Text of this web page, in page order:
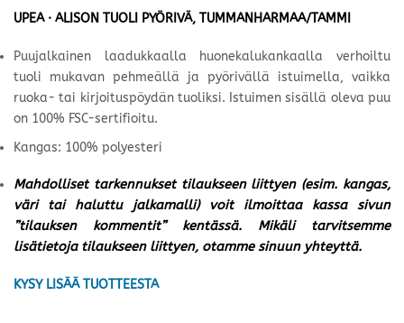
UPEA · ALISON TUOLI PYÖRIVÄ, TUMMANHARMAA/TAMMI
Puujalkainen laadukkaalla huonekalukankaalla verhoiltu
tuoli mukavan pehmeällä ja pyörivällä istuimella, vaikka
ruoka- tai kirjoituspöydän tuoliksi. Istuimen sisällä oleva puu
on 100% FSC-sertifioitu.
Kangas: 100% polyesteri
Mahdolliset tarkennukset tilaukseen liittyen (esim. kangas,
väri tai haluttu jalkamalli) voit ilmoittaa kassa sivun
”tilauksen kommentit” kentässä. Mikäli tarvitsemme
lisätietoja tilaukseen liittyen, otamme sinuun yhteyttä.
KYSY LISÄÄ TUOTTEESTA